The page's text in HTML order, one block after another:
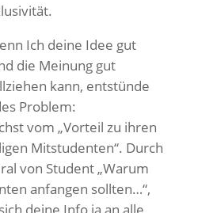
Ich deine Idee gut
die Meinung gut
kann, entstünde
Problem:
vom „Vorteil zu ihren
Mitstudenten“. Durch
von Student „Warum
anfangen sollten…“,